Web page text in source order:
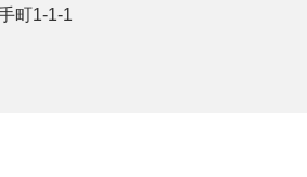
町1-1-1